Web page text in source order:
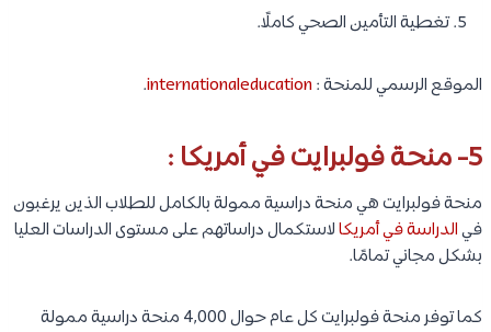
تغطية التأمين الصحي كاملًا.
الموقع الرسمي للمنحة :internationaleducation
.
5- منحة فولبرايت في أمريكا :
منحة فولبرايت هي منحة دراسية ممولة بالكامل للطلاب الذين يرغبون
فيالدراسة في أمريكالاستكمال دراساتهم على مستوى الدراسات العليا
بشكل مجاني تمامًا.
كما توفر منحة فولبرايت كل عام حوال 4,000 منحة دراسية ممولة